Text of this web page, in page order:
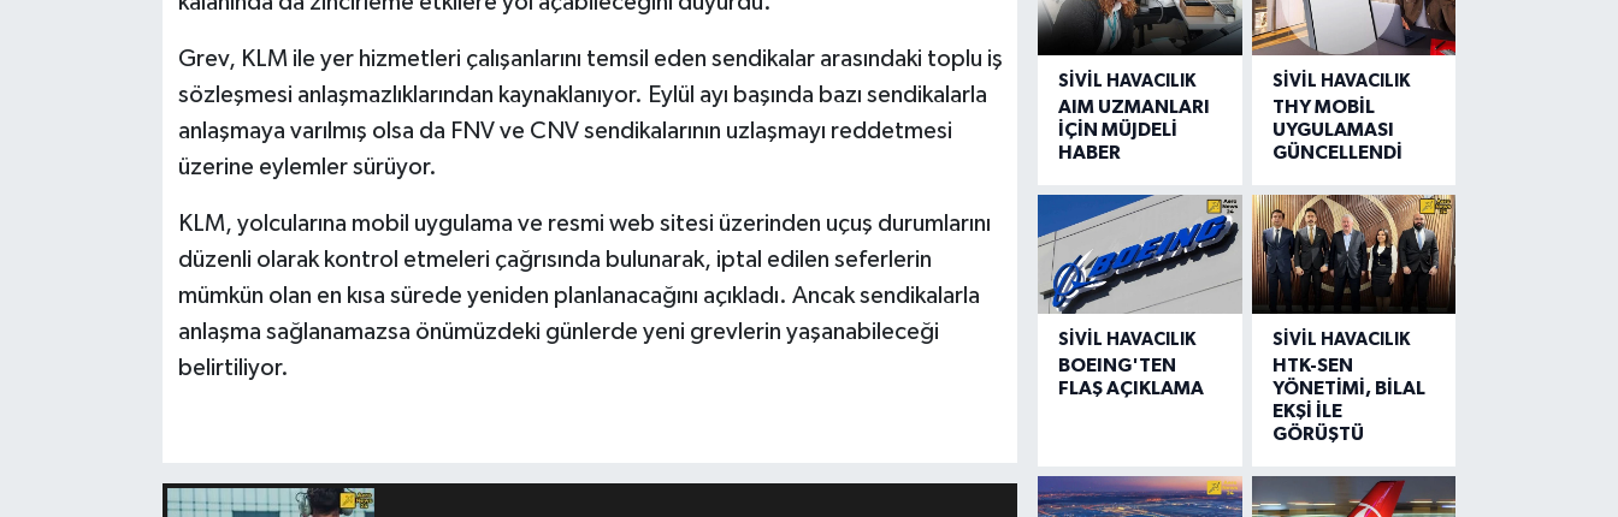
Grev, KLM ile yer hizmetleri çalışanlarını temsil eden sendikalar arasındaki toplu iş
sözleşmesi anlaşmazlıklarından kaynaklanıyor. Eylül ayı başında bazı sendikalarla
anlaşmaya varılmış olsa da FNV ve CNV sendikalarının uzlaşmayı reddetmesi
üzerine eylemler sürüyor.
KLM, yolcularına mobil uygulama ve resmi web sitesi üzerinden uçuş durumlarını
düzenli olarak kontrol etmeleri çağrısında bulunarak, iptal edilen seferlerin
mümkün olan en kısa sürede yeniden planlanacağını açıkladı. Ancak sendikalarla
anlaşma sağlanamazsa önümüzdeki günlerde yeni grevlerin yaşanabileceği
belirtiliyor.
SIVIL HAVACILIK
AIM UZMANLARI
İÇİN MÜJDELİ
HABER
SIVIL HAVACILIK
THY MOBİL
UYGULAMASI
GÜNCELLENDİ
SIVIL HAVACILIK
BOEING'TEN
FLAŞ AÇIKLAMA
SIVIL HAVACILIK
HTK-SEN
YÖNETİMİ, BİLAL
EKŞİ İLE
GÖRÜŞTÜ